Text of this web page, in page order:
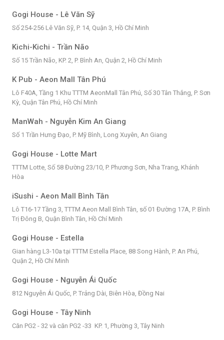
Gogi House - Lê Văn Sỹ
Số 254-256 Lê Văn Sỹ, P. 14, Quận 3, Hồ Chí Minh
Kichi-Kichi - Trần Não
Số 15 Trần Não, KP. 2, P. Bình An, Quận 2, Hồ Chí Minh
K Pub - Aeon Mall Tân Phú
Lô F40A, Tầng 1 Khu TTTM AeonMall Tân Phú, Số 30 Tân Thắng, P. Sơn
Kỳ, Quận Tân Phú, Hồ Chí Minh
ManWah - Nguyễn Kim An Giang
Số 1 Trần Hưng Đạo, P. Mỹ Bình, Long Xuyên, An Giang
Gogi House - Lotte Mart
TTTM Lotte, Số 58 Đường 23/10, P. Phương Sơn, Nha Trang, Khánh
Hòa
iSushi - Aeon Mall Bình Tân
Lô T16-17 Tầng 3, TTTM Aeon Mall Bình Tân, số 01 Đường 17A, P. Bình
Trị Đông B, Quận Bình Tân, Hồ Chí Minh
Gogi House - Estella
Gian hàng L3-10a tại TTTM Estella Place, 88 Song Hành, P. An Phú,
Quận 2, Hồ Chí Minh
Gogi House - Nguyễn Ái Quốc
812 Nguyễn Ái Quốc, P. Trảng Dài, Biên Hòa, Đồng Nai
Gogi House - Tây Ninh
Căn PG2 - 32 và căn PG2 -33 KP. 1, Phường 3, Tây Ninh